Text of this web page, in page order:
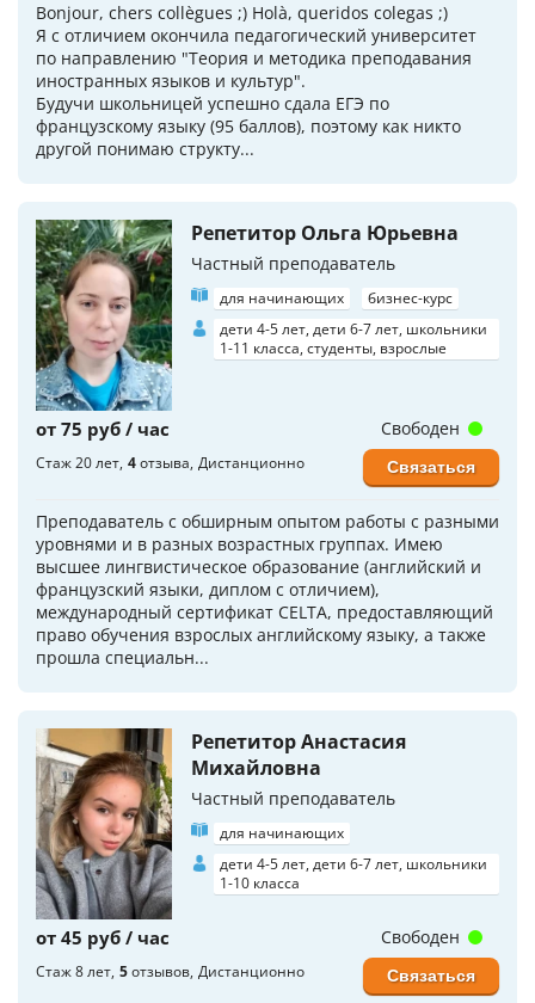
Bonjour, chers collègues ;) Holà, queridos colegas ;)
Я с отличием окончила педагогический университет
по направлению "Теория и методика преподавания
иностранных языков и культур".
Будучи школьницей успешно сдала ЕГЭ по
французскому языку (95 баллов), поэтому как никто
другой понимаю структу...
Репетитор Ольга Юрьевна
Частный преподаватель
для начинающих
бизнес-курс
дети 4-5 лет, дети 6-7 лет, школьники
1-11 класса, студенты, взрослые
от 75 руб / час
Стаж 20 лет 4отзыва Дистанционно
Преподаватель с обширным опытом работы с разными
уровнями и в разных возрастных группах. Имею
высшее лингвистическое образование (английский и
французский языки, диплом с отличием),
международный сертификат CELTA, предоставляющий
право обучения взрослых английскому языку, а также
прошла специальн...
Свободен
Связаться
Репетитор Анастасия
Михайловна
Частный преподаватель
для начинающих
дети 4-5 лет, дети 6-7 лет, школьники
1-10 класса
от 45 руб / час
Стаж 8 лет 5отзывов Дистанционно
Свободен
Связаться